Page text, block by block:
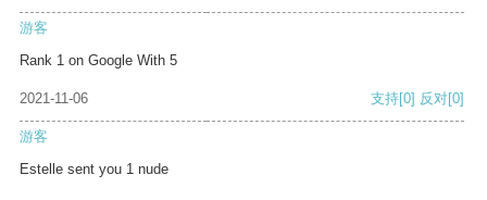
游客
Rank 1 on Google With 5
2021-11-06 支持[0] 反对[0]
游客
Estelle sent you 1 nude